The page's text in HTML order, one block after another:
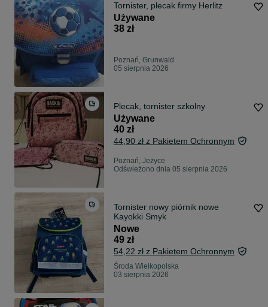
Tornister, plecak firmy Herlitz
Używane
38 zł
Poznań, Grunwald
05 sierpnia 2026
Plecak, tornister szkolny
Używane
40 zł
44,90 zł z Pakietem Ochronnym
Poznań, Jeżyce
Odświeżono dnia 05 sierpnia 2026
Tornister nowy piórnik nowe
Kayokki Smyk
Nowe
49 zł
54,22 zł z Pakietem Ochronnym
Środa Wielkopolska
03 sierpnia 2026